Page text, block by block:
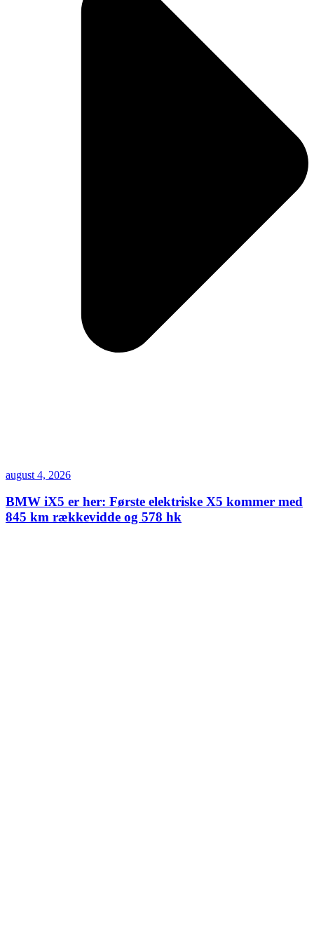
august 4, 2026
BMW iX5 er her: Første elektriske X5 kommer med
845 km rækkevidde og 578 hk